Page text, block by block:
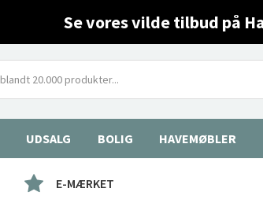
Se vores vilde tilbud på
UDSALG BOLIG HAVEMØBLER
E-MÆRKET